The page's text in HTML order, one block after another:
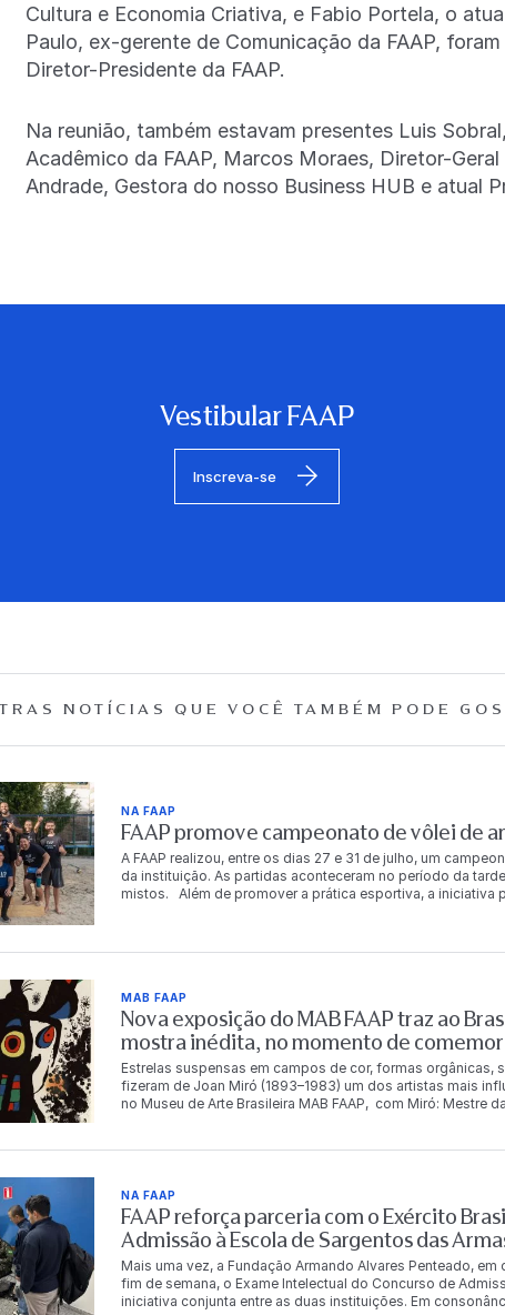
Cultura e Economia Criativa, e Fabio Portela, o
Paulo, ex-gerente de Comunicação da FAAP,
Diretor-Presidente da FAAP.
Na reunião, também estavam presentes Luis
Acadêmico da FAAP, Marcos Moraes, Diretor-
Andrade, Gestora do nosso Business HUB e atual
Vestibular FAAP
Inscreva-se
NOTÍCIAS QUE VOCÊ TAMBÉM PODE
NA FAAP
FAAP promove campeonato de vôlei de
A FAAP realizou, entre os dias 27 e 31 de julho, um
da instituição. As partidas aconteceram no período da
mistos. Além de promover a prática esportiva, a
Fernandes Chave de consolação 1º lugar Bianca Rosetti
Betina Leal Leonardo Magalhães Cecília Meirelles 3º
Oliveira Angelo Marcio Andrade Vieira O campeonato
qualidade de vida, a integração e o bem-estar de seus
MAB FAAP
Nova exposição do MAB FAAP traz ao
mostra inédita, no momento de
Estrelas suspensas em campos de cor, formas
fizeram de Joan Miró (1893–1983) um dos artistas mais
no Museu de Arte Brasileira MAB FAAP, com Miró: Mestre
11 de outubro de 2026 e reúne obras que serão vistas no
Espanha. O conjunto reúne obras integrantes de
Miró Barcelona, a Fundação Miró Mallorca, o Museu de
seleção que evidencia a diversidade da produção do
materiais ao longo de mais de seis décadas de carreira.
nomes da arte do século XX. Sua produção abrange
tapeçaria, consolidou uma linguagem visual singular,
Suas formas orgânicas, símbolos oníricos e intenso uso
NA FAAP
FAAP reforça parceria com o Exército
Admissão à Escola de Sargentos das
Mais uma vez, a Fundação Armando Alvares Penteado,
fim de semana, o Exame Intelectual do Concurso de
iniciativa conjunta entre as duas instituições. Em